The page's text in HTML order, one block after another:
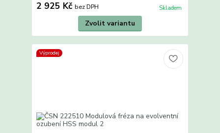
2 925 Kč bez DPH Skladem
Zvolit variantu
Výprodej